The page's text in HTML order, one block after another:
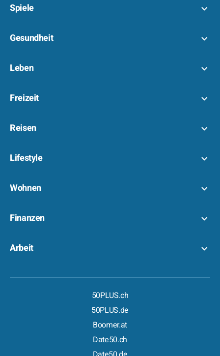
Spiele
Gesundheit
Leben
Freizeit
Reisen
Lifestyle
Wohnen
Finanzen
Arbeit
50PLUS.ch
50PLUS.de
Boomer.at
Date50.ch